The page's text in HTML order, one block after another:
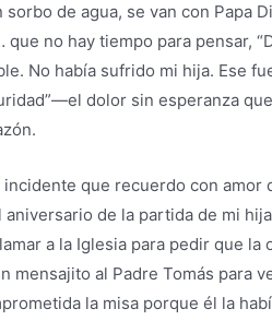
sorbo de agua, se van con Papa
que no hay tiempo para pensar,
No había sufrido mi hija. Ese
dolor sin esperanza
incidente que recuerdo con amor
aniversario de la partida de mi
a la Iglesia para pedir que
mensajito al Padre Tomás para
la misa porque él la